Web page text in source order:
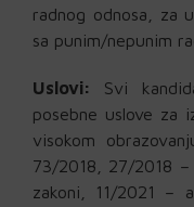
radnog odnosa, za
sa punim/nepunim
Uslovi: Svi
posebne uslove za
visokom
73/2018, 27/2018
zakoni, 11/2021 –